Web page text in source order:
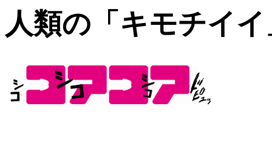
人類の「キモチイ